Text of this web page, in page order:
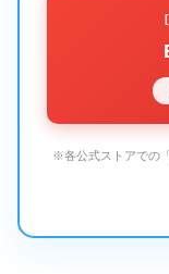
※各公式ストアでの